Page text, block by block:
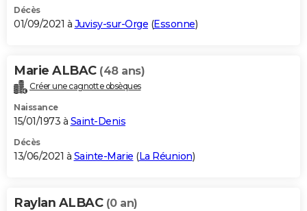
Décès
01/09/2021 à Juvisy-sur-Orge (Essonne)
Marie ALBAC (48 ans)
Créer une cagnotte obsèques
Naissance
15/01/1973 à Saint-Denis
Décès
13/06/2021 à Sainte-Marie (La Réunion)
Raylan ALBAC (0 an)